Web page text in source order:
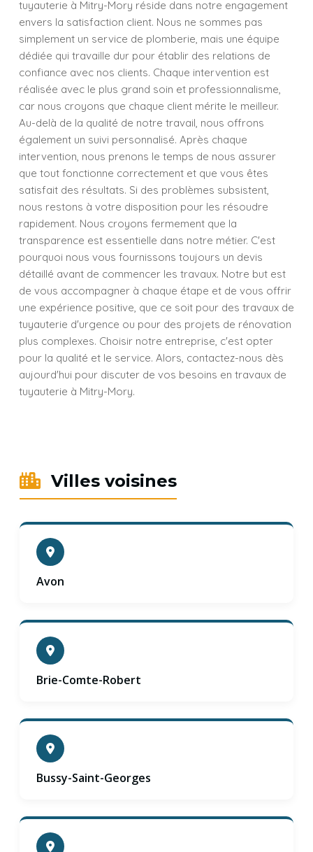
tuyauterie à Mitry-Mory réside dans notre engagement
envers la satisfaction client. Nous ne sommes pas
simplement un service de plomberie, mais une équipe
dédiée qui travaille dur pour établir des relations de
confiance avec nos clients. Chaque intervention est
réalisée avec le plus grand soin et professionnalisme,
car nous croyons que chaque client mérite le meilleur.
Au-delà de la qualité de notre travail, nous offrons
également un suivi personnalisé. Après chaque
intervention, nous prenons le temps de nous assurer
que tout fonctionne correctement et que vous êtes
satisfait des résultats. Si des problèmes subsistent,
nous restons à votre disposition pour les résoudre
rapidement. Nous croyons fermement que la
transparence est essentielle dans notre métier. C'est
pourquoi nous vous fournissons toujours un devis
détaillé avant de commencer les travaux. Notre but est
de vous accompagner à chaque étape et de vous offrir
une expérience positive, que ce soit pour des travaux de
tuyauterie d'urgence ou pour des projets de rénovation
plus complexes. Choisir notre entreprise, c'est opter
pour la qualité et le service. Alors, contactez-nous dès
aujourd'hui pour discuter de vos besoins en travaux de
tuyauterie à Mitry-Mory.
Villes voisines
Avon
Brie-Comte-Robert
Bussy-Saint-Georges